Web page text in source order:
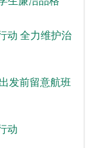
动 全力维护治
发前留意航班
动